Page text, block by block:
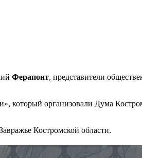
Ферапонт, представители
который организовали Дума
Костромской области.